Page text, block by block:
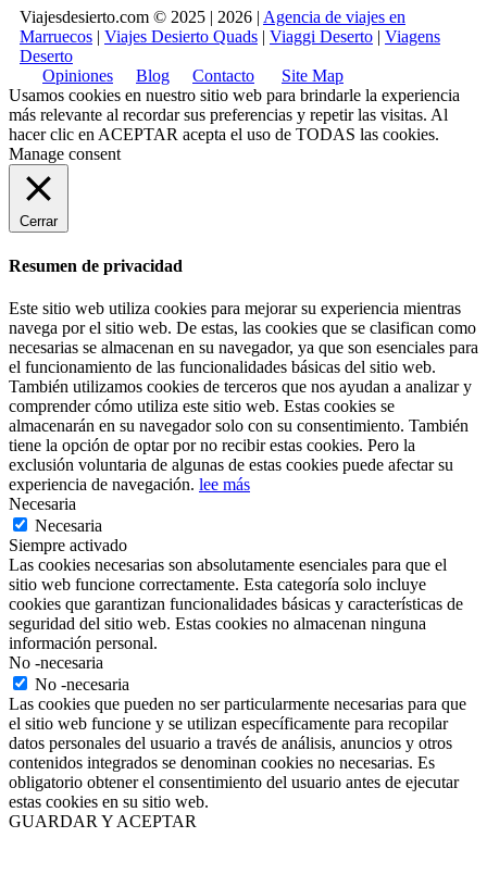
Viajesdesierto.com © 2025 | 2026 | Agencia de viajes en
Marruecos | Viajes Desierto Quads | Viaggi Deserto | Viagens
Deserto
Opiniones
Blog Contacto
Site Map
Usamos cookies en nuestro sitio web para brindarle la experiencia
más relevante al recordar sus preferencias y repetir las visitas. Al
hacer clic en ACEPTAR acepta el uso de TODAS las cookies.
Manage consent
Cerrar
Resumen de privacidad
Este sitio web utiliza cookies para mejorar su experiencia mientras
navega por el sitio web. De estas, las cookies que se clasifican como
necesarias se almacenan en su navegador, ya que son esenciales para
el funcionamiento de las funcionalidades básicas del sitio web.
También utilizamos cookies de terceros que nos ayudan a analizar y
comprender cómo utiliza este sitio web. Estas cookies se
almacenarán en su navegador solo con su consentimiento. También
tiene la opción de optar por no recibir estas cookies. Pero la
exclusión voluntaria de algunas de estas cookies puede afectar su
experiencia de navegación. lee más
Necesaria
Necesaria
Siempre activado
Las cookies necesarias son absolutamente esenciales para que el
sitio web funcione correctamente. Esta categoría solo incluye
cookies que garantizan funcionalidades básicas y características de
seguridad del sitio web. Estas cookies no almacenan ninguna
información personal.
No -necesaria
No -necesaria
Las cookies que pueden no ser particularmente necesarias para que
el sitio web funcione y se utilizan específicamente para recopilar
datos personales del usuario a través de análisis, anuncios y otros
contenidos integrados se denominan cookies no necesarias. Es
obligatorio obtener el consentimiento del usuario antes de ejecutar
estas cookies en su sitio web.
GUARDAR Y ACEPTAR